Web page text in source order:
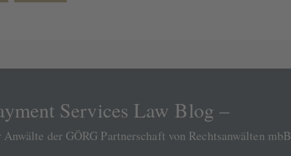
Services Law Blog –
der GÖRG Partnerschaft von Rechtsanwälten mbB